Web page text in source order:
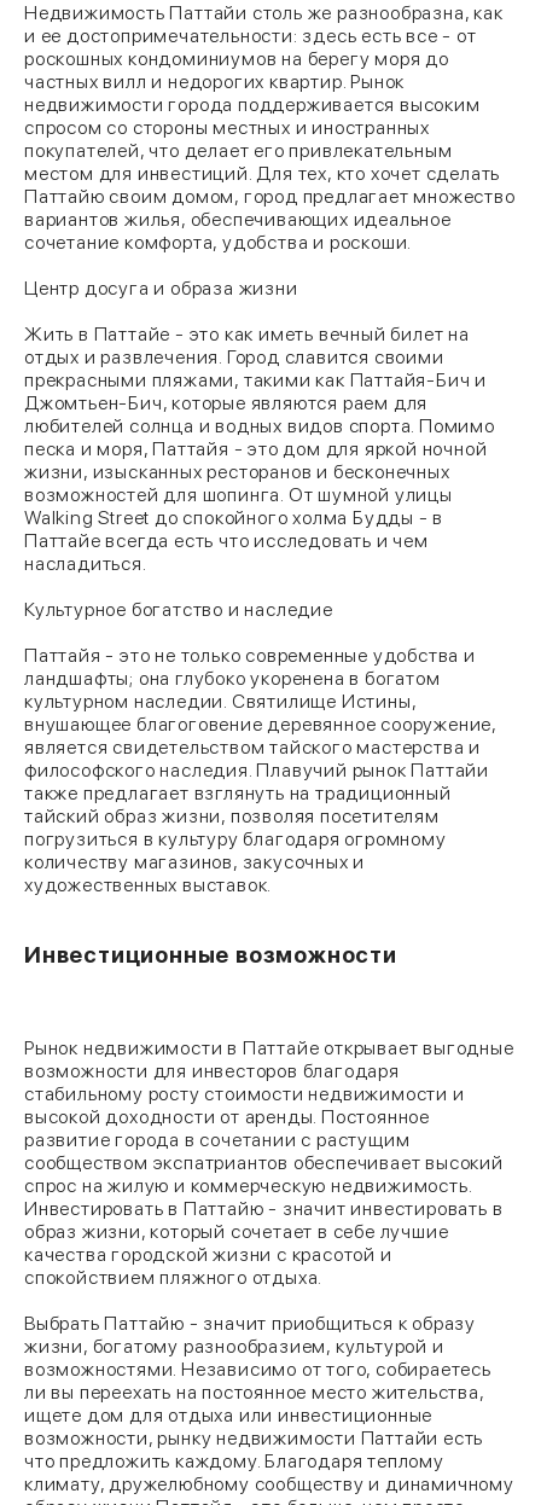
Недвижимость Паттайи столь же разнообразна, как
и ее достопримечательности: здесь есть все - от
роскошных кондоминиумов на берегу моря до
частных вилл и недорогих квартир. Рынок
недвижимости города поддерживается высоким
спросом со стороны местных и иностранных
покупателей, что делает его привлекательным
местом для инвестиций. Для тех, кто хочет сделать
Паттайю своим домом, город предлагает множество
вариантов жилья, обеспечивающих идеальное
сочетание комфорта, удобства и роскоши.
Центр досуга и образа жизни
Жить в Паттайе - это как иметь вечный билет на
отдых и развлечения. Город славится своими
прекрасными пляжами, такими как Паттайя-Бич и
Джомтьен-Бич, которые являются раем для
любителей солнца и водных видов спорта. Помимо
песка и моря, Паттайя - это дом для яркой ночной
жизни, изысканных ресторанов и бесконечных
возможностей для шопинга. От шумной улицы
Walking Street до спокойного холма Будды - в
Паттайе всегда есть что исследовать и чем
насладиться.
Культурное богатство и наследие
Паттайя - это не только современные удобства и
ландшафты; она глубоко укоренена в богатом
культурном наследии. Святилище Истины,
внушающее благоговение деревянное сооружение,
является свидетельством тайского мастерства и
философского наследия. Плавучий рынок Паттайи
также предлагает взглянуть на традиционный
тайский образ жизни, позволяя посетителям
погрузиться в культуру благодаря огромному
количеству магазинов, закусочных и
художественных выставок.
Инвестиционные возможности
Рынок недвижимости в Паттайе открывает выгодные
возможности для инвесторов благодаря
стабильному росту стоимости недвижимости и
высокой доходности от аренды. Постоянное
развитие города в сочетании с растущим
сообществом экспатриантов обеспечивает высокий
спрос на жилую и коммерческую недвижимость.
Инвестировать в Паттайю - значит инвестировать в
образ жизни, который сочетает в себе лучшие
качества городской жизни с красотой и
спокойствием пляжного отдыха.
Выбрать Паттайю - значит приобщиться к образу
жизни, богатому разнообразием, культурой и
возможностями. Независимо от того, собираетесь
ли вы переехать на постоянное место жительства,
ищете дом для отдыха или инвестиционные
возможности, рынку недвижимости Паттайи есть
что предложить каждому. Благодаря теплому
климату, дружелюбному сообществу и динамичному